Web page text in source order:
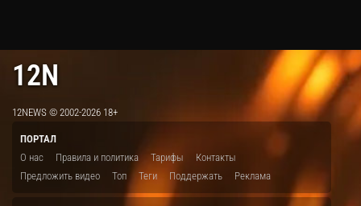
12N
12NEWS © 2002-2026 18+
ПОРТАЛ
О нас
Правила и политика Тарифы
Контакты
Предложить видео
Топ Теги Поддержать Реклама